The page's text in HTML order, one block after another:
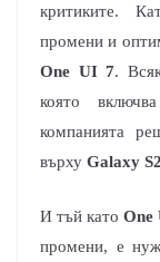
критиките.
промени и
One UI 7.
която
компанията
върху Galaxy
И тъй като One
промени, е